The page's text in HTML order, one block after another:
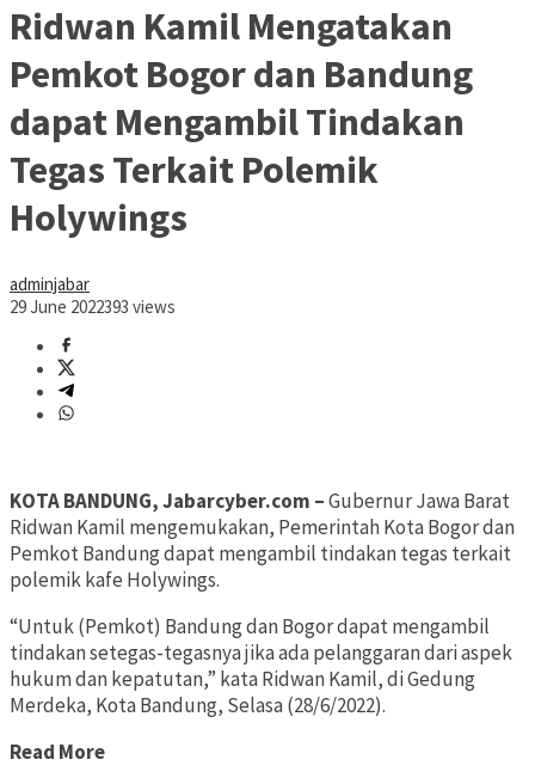
Ridwan Kamil Mengatakan
Pemkot Bogor dan Bandung
dapat Mengambil Tindakan
Tegas Terkait Polemik
Holywings
adminjabar
29 June 2022393 views
KOTA BANDUNG, Jabarcyber.com –Gubernur Jawa Barat
Ridwan Kamil mengemukakan, Pemerintah Kota Bogor dan
Pemkot Bandung dapat mengambil tindakan tegas terkait
polemik kafe Holywings.
“Untuk (Pemkot) Bandung dan Bogor dapat mengambil
tindakan setegas-tegasnya jika ada pelanggaran dari aspek
hukum dan kepatutan,” kata Ridwan Kamil, di Gedung
Merdeka, Kota Bandung, Selasa (28/6/2022).
Read More